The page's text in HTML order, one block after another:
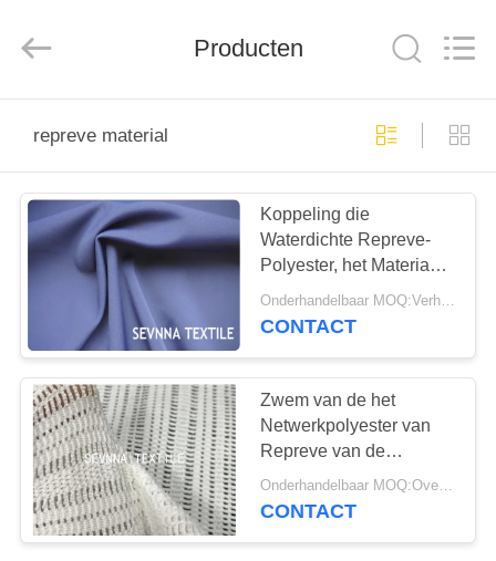
PRODUCTEN
VR-
SHOW
ONGEVEER
ONS
FABRIEKSREIS
KWALITEITSCONTROLE
Rights
Producten
repreve material
Koppeling die
Waterdichte Repreve-
Polyester, het Materiaal
van de Tintenrepreve
van de Rekpastelkleur
Onderhandelbaar MOQ:Verhandelbaar
CONTACT
Zwem van de het
Netwerkpolyester van
Repreve van de
Toevluchtkleding de
Witte PFP 145CM
Onderhandelbaar MOQ:Overeen te komen
CONTACT